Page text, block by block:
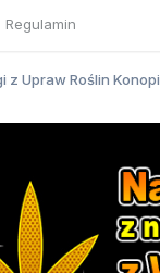
Regulamin
z Upraw Roślin Konopi